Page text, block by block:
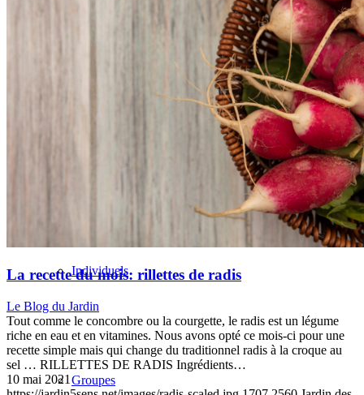
Individuels
Groupes
La recette du mois: rillettes de radis
Le Blog du Jardin
Tout comme le concombre ou la courgette, le radis est un légume
riche en eau et en vitamines. Nous avons opté ce mois-ci pour une
recette simple mais qui change du traditionnel radis à la croque au
sel … RILLETTES DE RADIS Ingrédients…
10 mai 2021